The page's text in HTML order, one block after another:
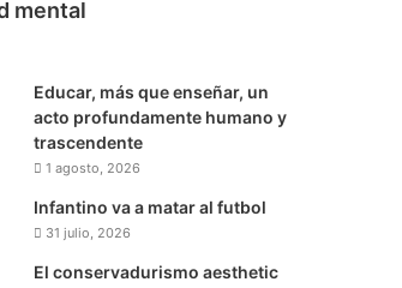
mental
Educar, más que enseñar, un
acto profundamente humano y
trascendente
1 agosto, 2026
Infantino va a matar al futbol
31 julio, 2026
El conservadurismo aesthetic